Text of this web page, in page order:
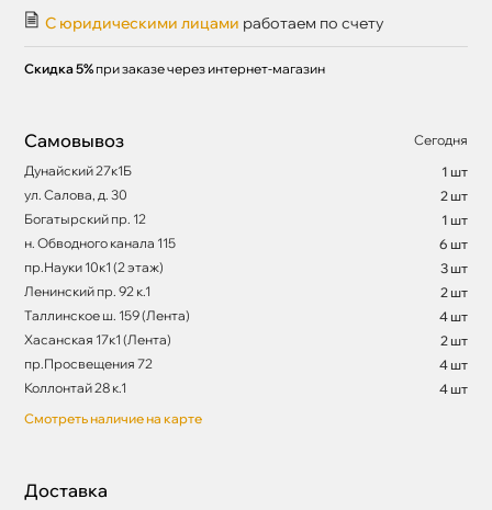
С юридическими лицами работаем по счету
Скидка 5% при заказе через интернет-магазин
Самовывоз
Сегодня
Дунайский 27к1Б
1 шт
ул. Салова, д. 30
2 шт
Богатырский пр. 12
1 шт
н. Обводного канала 115
6 шт
пр.Науки 10к1 (2 этаж)
3 шт
Ленинский пр. 92 к.1
2 шт
Таллинское ш. 159 (Лента)
4 шт
Хасанская 17к1 (Лента)
2 шт
пр.Просвещения 72
4 шт
Коллонтай 28 к.1
4 шт
Смотреть наличие на карте
Доставка